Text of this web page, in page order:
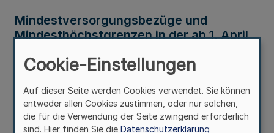
Mindestversorgungsbezüge und
Mindesthöchstgrenzen in der ab 1. April
Verwaltungsvorschrift
Cookie-Einstellungen
Auf dieser Seite werden Cookies verwendet. Sie können
entweder allen Cookies zustimmen, oder nur solchen,
die für die Verwendung der Seite zwingend erforderlich
sind. Hier finden Sie die Datenschutzerklärung